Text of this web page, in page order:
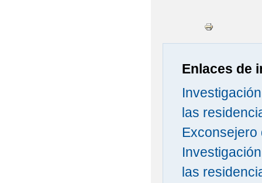
Enlaces de
las
Exconsejero
las